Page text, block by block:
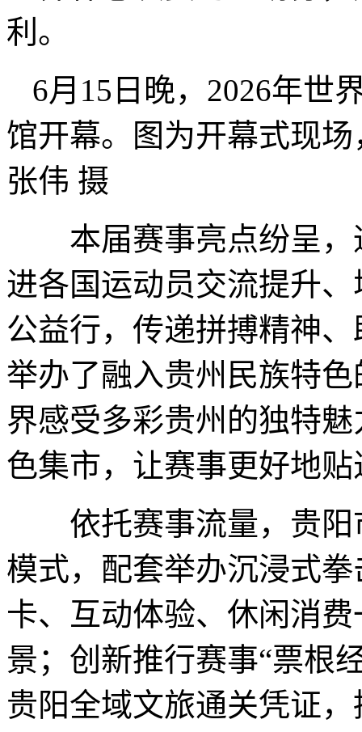
利。
6月15日晚，2026年世
馆开幕。图为开幕式现
张伟 摄
本届赛事亮点纷呈，
进各国运动员交流提升
公益行，传递拼搏精神
举办了融入贵州民族特
界感受多彩贵州的独特
色集市，让赛事更好地
依托赛事流量，贵阳
模式，配套举办沉浸式
卡、互动体验、休闲消
景；创新推行赛事“票根
贵阳全域文旅通关凭证